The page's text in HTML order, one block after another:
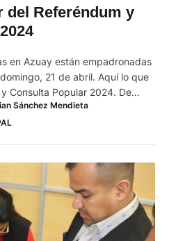
del Referéndum y
en Azuay están empadronadas
21 de abril. Aquí lo que
Consulta Popular 2024. De
Nacional Electoral (CNE),
electores que son mujeres y
Sánchez Mendieta